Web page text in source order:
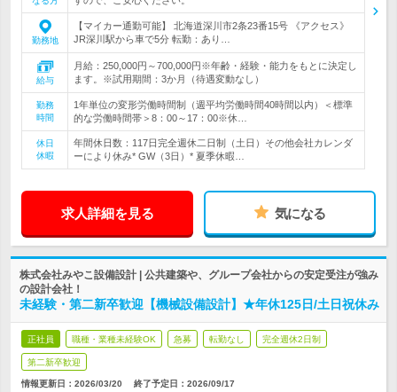
勤務地
【マイカー通勤可能】 北海道深川市2条23番15号 《アクセス》
JR深川駅から車で5分 転勤：あり…
給与
月給：250,000円～700,000円※年齢・経験・能力をもとに決定し
ます。※試用期間：3か月（待遇変動なし）
勤務
時間
1年単位の変形労働時間制（週平均労働時間40時間以内）＜標準
的な労働時間帯＞8：00～17：00※休…
休日
休暇
年間休日数：117日完全週休二日制（土日）その他会社カレンダ
ーにより休み* GW（3日）* 夏季休暇…
求人詳細を見る 気になる
株式会社みやこ設備設計 | 公共建築や、グループ会社からの安定受注が強み
の設計会社！
未経験・第二新卒歓迎【機械設備設計】★年休125日/土日祝休み
正社員 職種・業種未経験OK 急募 転勤なし 完全週休2日制
第二新卒歓迎
情報更新日：2026/03/20 終了予定日： 2026/09/17